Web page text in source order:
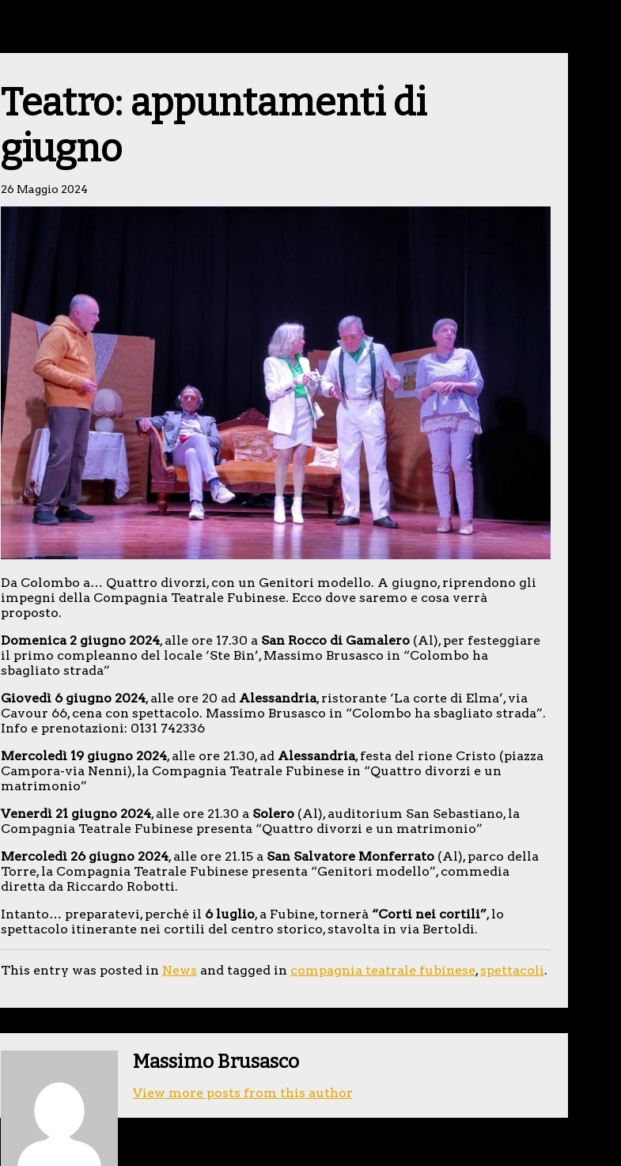
Teatro: appuntamenti di
giugno
26 Maggio 2024
Da Colombo a… Quattro divorzi, con un Genitori modello. A giugno, riprendono gli
impegni della Compagnia Teatrale Fubinese. Ecco dove saremo e cosa verrà
proposto.
Domenica 2 giugno 2024, alle ore 17.30 a San Rocco di Gamalero(Al), per festeggiare
il primo compleanno del locale ‘Ste Bin’, Massimo Brusasco in “Colombo ha
sbagliato strada”
Giovedì 6 giugno 2024, alle ore 20 ad Alessandria, ristorante ‘La corte di Elma’, via
Cavour 66, cena con spettacolo. Massimo Brusasco in “Colombo ha sbagliato strada”.
Info e prenotazioni: 0131 742336
Mercoledì 19 giugno 2024, alle ore 21.30, ad Alessandria, festa del rione Cristo (piazza
Campora-via Nenni), la Compagnia Teatrale Fubinese in “Quattro divorzi e un
matrimonio”
Venerdì 21 giugno 2024, alle ore 21.30 a Solero(Al), auditorium San Sebastiano, la
Compagnia Teatrale Fubinese presenta “Quattro divorzi e un matrimonio”
Mercoledì 26 giugno 2024, alle ore 21.15 a San Salvatore Monferrato(Al), parco della
Torre, la Compagnia Teatrale Fubinese presenta “Genitori modello”, commedia
diretta da Riccardo Robotti.
Intanto… preparatevi, perché il 6 luglio, a Fubine, tornerà“Corti nei cortili”, lo
spettacolo itinerante nei cortili del centro storico, stavolta in via Bertoldi.
This entry was posted in News and tagged in compagnia teatrale fubinese,spettacoli.
Massimo Brusasco
View more posts from this author